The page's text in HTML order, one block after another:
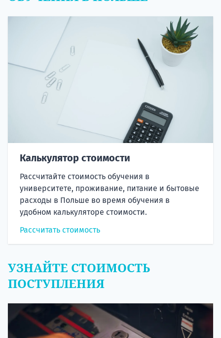
Калькулятор стоимости
Рассчитайте стоимость обучения в
университете, проживание, питание и бытовые
расходы в Польше во время обучения в
удобном калькуляторе стоимости.
Рассчитать стоимость
УЗНАЙТЕ СТОИМОСТЬ
ПОСТУПЛЕНИЯ